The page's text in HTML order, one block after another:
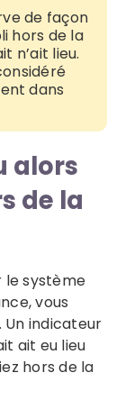
de façon
hors de la
n’ait lieu.
dans
alors
de la
système
vous
Un indicateur
ait eu lieu
hors de la